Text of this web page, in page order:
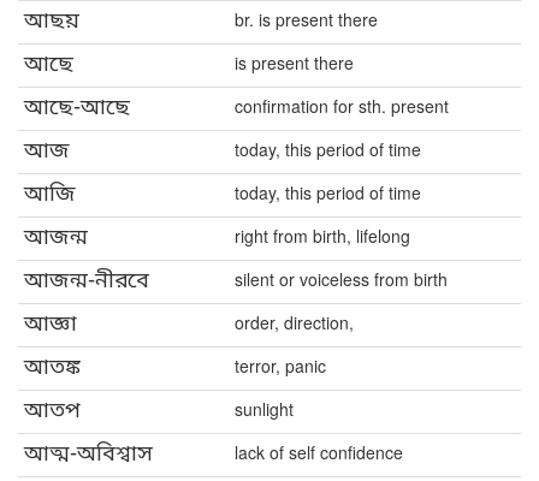
আছয় br. is present there
আছে is present there
আছে-আছে confirmation for sth. present
আজ today, this period of time
আজি today, this period of time
আজন্ম right from birth, lifelong
আজন্ম-নীরবে silent or voiceless from birth
আজ্ঞা order, direction,
আতঙ্ক terror, panic
আতপ sunlight
আত্ম-অবিশ্বাস lack of self confidence